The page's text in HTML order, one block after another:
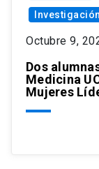
Investigación
Octubre 9,
Dos
Medicina
Mujeres